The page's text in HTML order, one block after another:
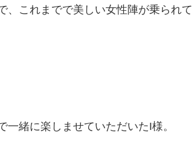
、これまでで美しい女性陣が乗られ
一緒に楽しませていただいたI様。